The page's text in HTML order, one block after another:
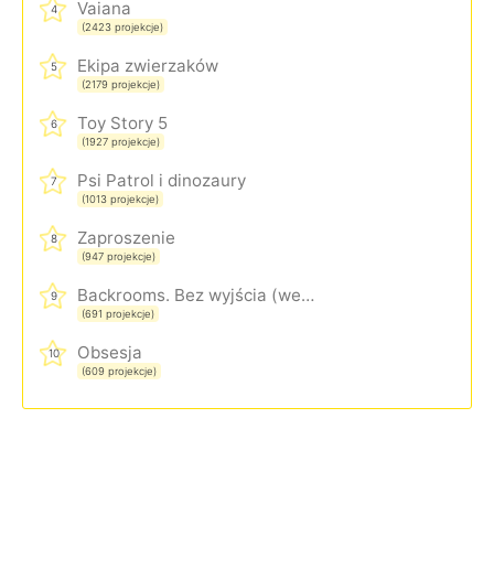
4 Vaiana
(2423 projekcje)
5 Ekipa zwierzaków
(2179 projekcje)
6 Toy Story 5
(1927 projekcje)
7 Psi Patrol i dinozaury
(1013 projekcje)
8 Zaproszenie
(947 projekcje)
9 Backrooms. Bez wyjścia (wersja rozszerzona)
(691 projekcje)
10 Obsesja
(609 projekcje)